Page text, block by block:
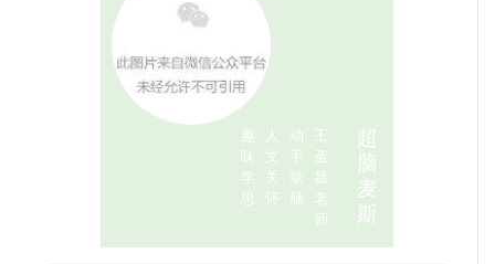
超
脑
麦
斯
王
圣
昌
老
师
动
动
脑
人
文
关
怀
趣
味
学
思